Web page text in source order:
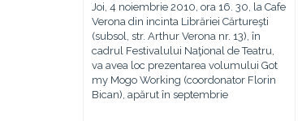
Joi, 4 noiembrie 2010, ora 16. 30, la Cafe
Verona din incinta Librăriei Cărtureşti
(subsol, str. Arthur Verona nr. 13), în
cadrul Festivalului Naţional de Teatru,
va avea loc prezentarea volumului Got
my Mogo Working (coordonator Florin
Bican), apărut în septembrie